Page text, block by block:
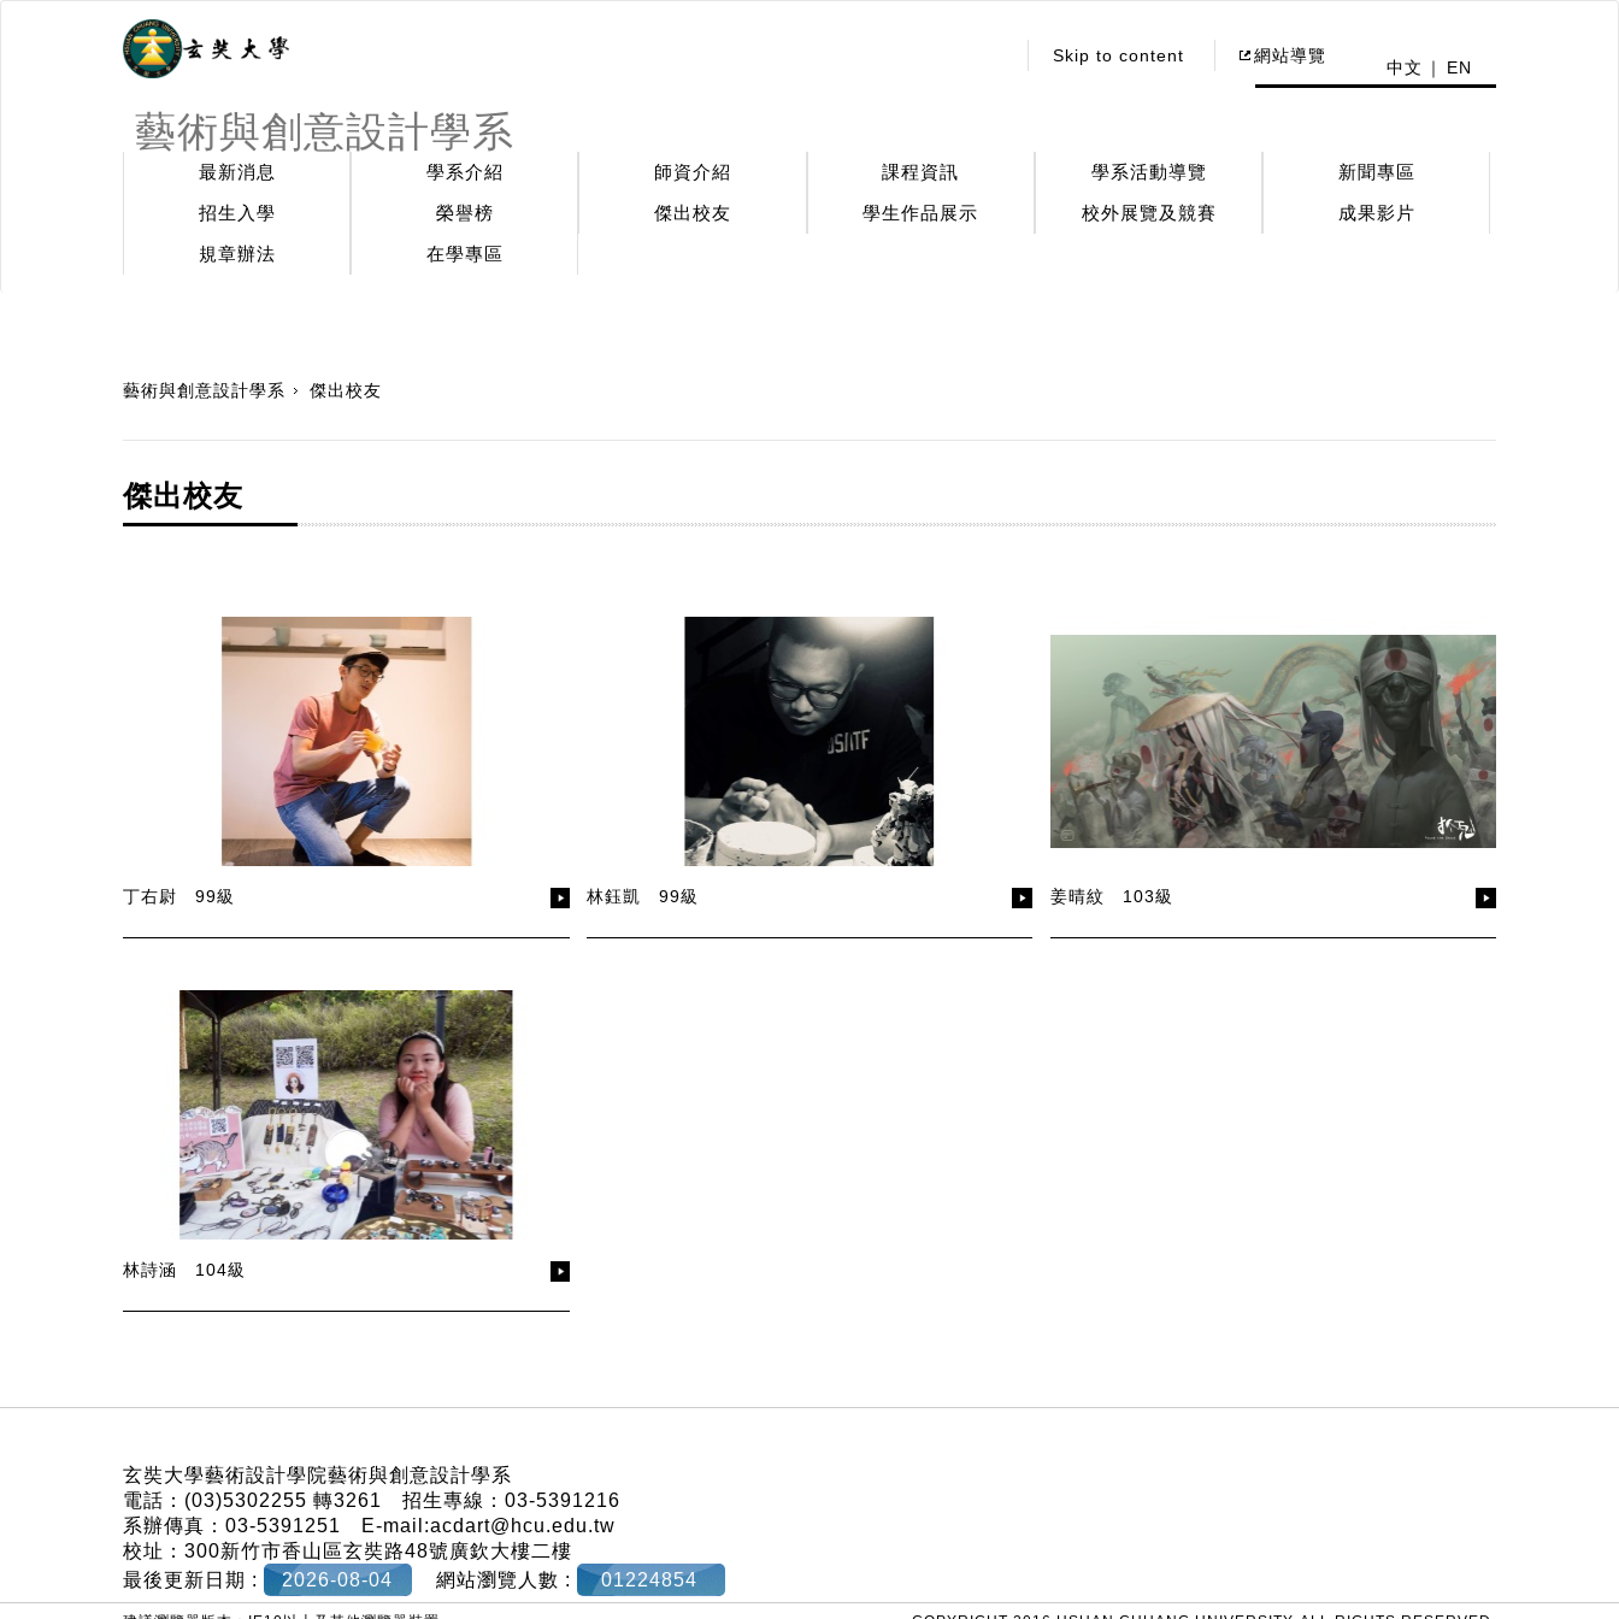
藝術與創意設計學系
Skip to content 網站導覽
中文 EN
最新消息 學系介紹 師資介紹 課程資訊 學系活動導覽
新聞專區
招生入學
榮譽榜 傑出校友 學生作品展示 校外展覽及競賽
成果影片
規章辦法
在學專區
藝術與創意設計學系 傑出校友
傑出校友
丁右尉 99級 林鈺凱 99級 姜晴紋 103級
林詩涵 104級
玄奘大學藝術設計學院藝術與創意設計學系
電話：(03)5302255 轉3261 招生專線：03-5391216
系辦傳真：03-5391251 E-mail:acdart@hcu.edu.tw
校址：300新竹市香山區玄奘路48號廣欽大樓二樓
最後更新日期 :
2026-08-04 網站瀏覽人數 : 01224854